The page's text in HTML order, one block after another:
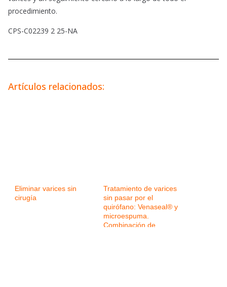
procedimiento.
CPS-C02239 2 25-NA
Artículos relacionados:
Eliminar varices sin
cirugía
Tratamiento de varices
sin pasar por el
quirófano: Venaseal® y
microespuma.
Combinación de